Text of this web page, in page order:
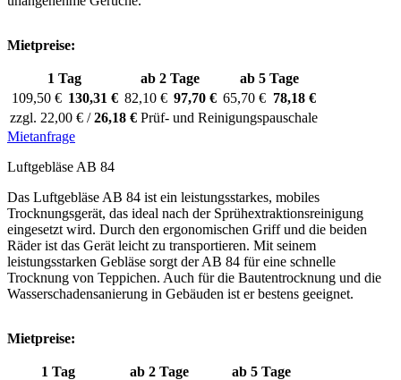
Mietpreise:
1 Tag ab 2 Tage
ab 5 Tage
109,50 € 130,31 € 82,10 € 97,70 € 65,70 € 78,18 €
zzgl. 22,00 € /26,18 € Prüf- und Reinigungspauschale
Mietanfrage
Luftgebläse AB 84
Das Luftgebläse AB 84 ist ein leistungsstarkes, mobiles
Trocknungsgerät, das ideal nach der Sprühextraktionsreinigung
eingesetzt wird. Durch den ergonomischen Griff und die beiden
Räder ist das Gerät leicht zu transportieren. Mit seinem
leistungsstarken Gebläse sorgt der AB 84 für eine schnelle
Trocknung von Teppichen. Auch für die Bautentrocknung und die
Wasserschadensanierung in Gebäuden ist er bestens geeignet.
Mietpreise:
1 Tag ab 2 Tage
ab 5 Tage